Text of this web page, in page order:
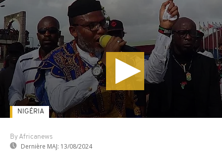
By Africanews
Dernière MAJ: 13/08/2024
NIGÉRIA